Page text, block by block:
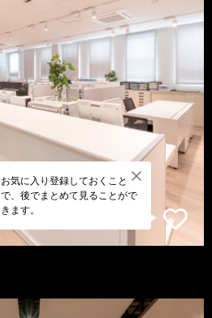
お気に入り登録しておくこと
で、後でまとめて見ることがで
きます。